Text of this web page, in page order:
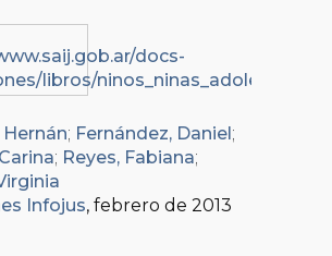
; Fernández, Daniel ;
; Reyes, Fabiana;
Infojus, febrero de 2013